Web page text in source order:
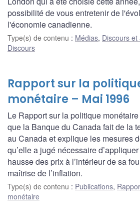
possibilité de vous entretenir de
l'économie canadienne.
Type(s) de contenu : Médias, Discours
Discours
Rapport sur la
monétaire – Mai 1996
Le Rapport sur la politique
que la Banque du Canada fait de la
au Canada et explique les mesures
qu’elle a jugé nécessaire
hausse des prix à l’intérieur de sa
maîtrise de l’inflation.
Type(s) de contenu : Publications,
monétaire